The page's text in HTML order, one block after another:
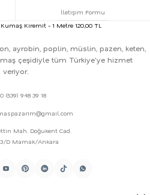
İletişim Formu
ayrobin, poplin, müslin, pazen, keten,
çeşidiyle tüm Türkiye'ye hizmet
veriyor.
0 (539) 948 39 18
Mah. Doğukent Cad.
D Mamak/Ankara